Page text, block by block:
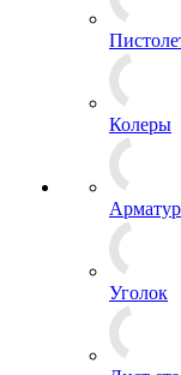
Колеры
Уголок